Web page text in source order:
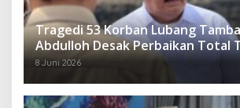
Tragedi 53 Korban Lubang
Abdulloh Desak Perbaikan Total
8 Juni 2026